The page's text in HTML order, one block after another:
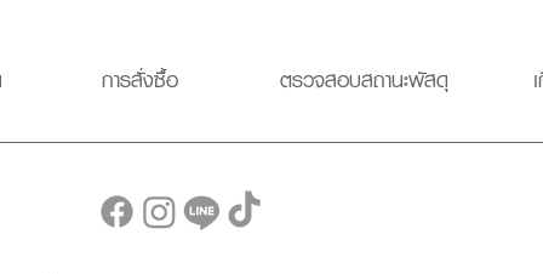
การสั่งซื้อ ตรวจสอบสถานะพัสดุ